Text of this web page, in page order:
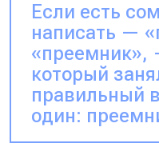
Если есть
написать —
«преемник»,
который
правильный
один: